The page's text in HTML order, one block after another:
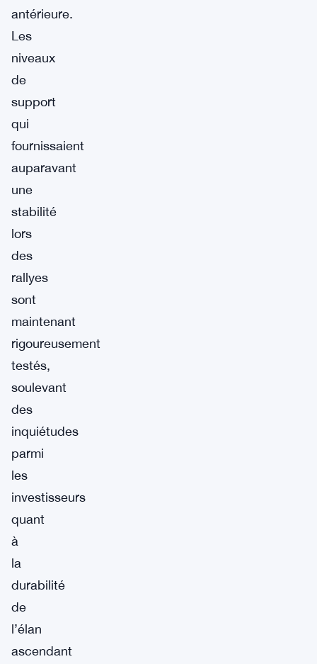
antérieure.
Les
niveaux
de
support
qui
fournissaient
auparavant
une
stabilité
lors
des
rallyes
sont
maintenant
rigoureusement
testés,
soulevant
des
inquiétudes
parmi
les
investisseurs
quant
à
la
durabilité
de
l’élan
ascendant